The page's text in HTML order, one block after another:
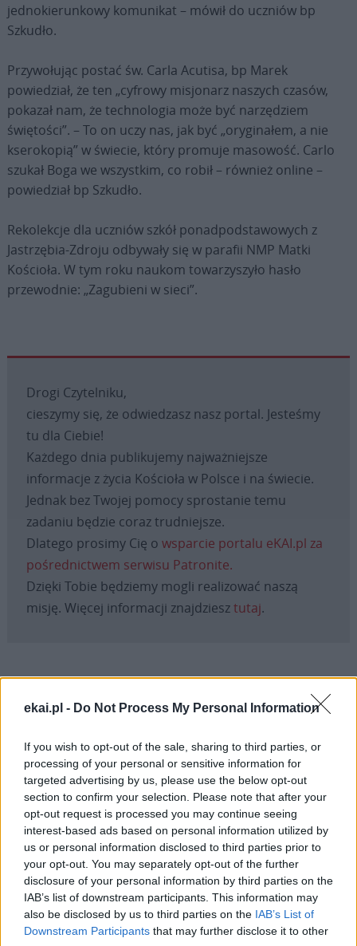
ekai.pl - Do Not Process My Personal Information
If you wish to opt-out of the sale, sharing to third parties, or
processing of your personal or sensitive information for
targeted advertising by us, please use the below opt-out
section to confirm your selection. Please note that after your
opt-out request is processed you may continue seeing
interest-based ads based on personal information utilized by
us or personal information disclosed to third parties prior to
your opt-out. You may separately opt-out of the further
disclosure of your personal information by third parties on the
IAB’s list of downstream participants. This information may
also be disclosed by us to third parties on the IAB’s List of
Downstream Participants that may further disclose it to other
jednokierunkowy komunikat – mówił do uczniów bp
Szkudło.
Przywołując postać św. Carla Acutisa, bp Marek
powiedział, że ten „cyfrowy misjonarz naszych czasów,
pokazał nam, że technologia może być narzędziem
świętości”. – To on uczy nas, jak być „oryginałem, a nie
kserokopią” w świecie, który promuje masowość. Carlo
szukał Boga we wszystkim, co robił – również online –
powiedział bp Szkudło.
Rekolekcje dla uczniów szkół ponadpodstawowych z
Jastrzębia-Zdroju odbywały się w parafii NMP Matki
Kościoła. W tym roku naukom towarzyszyło hasło
przewodnie: „Zagubieni w sieci”.
Drogi Czytelniku,
cieszymy się, że odwiedzasz nasz portal. Jesteśmy
tu dla Ciebie!
Każdego dnia publikujemy najważniejsze
informacje z życia Kościoła w Polsce i na świecie.
Jednak bez Twojej pomocy sprostanie temu
zadaniu będzie coraz trudniejsze.
Dlatego prosimy Cię o wsparcie portalu eKAI.pl za
pośrednictwem serwisu Patronite.
Dzięki Tobie będziemy mogli realizować naszą
misję. Więcej informacji znajdziesztutaj.
Link
Wersja do druku
Tagi: BP MAREK SZKUDŁO KATOWICKA
Najnowsze